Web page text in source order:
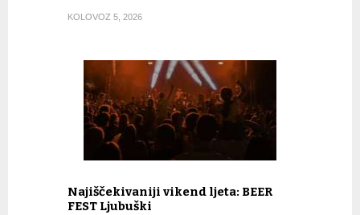
KOLOVOZ 5, 2026
Najiščekivaniji vikend ljeta: BEER
FEST Ljubuški